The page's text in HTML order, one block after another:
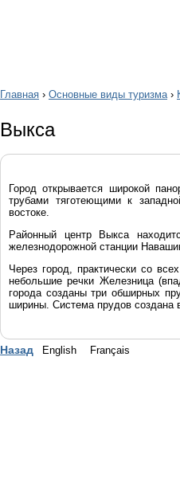
Главная › Основные виды туризма›
Выкса
Город открывается широкой
трубами тяготеющими к
востоке.
Районный центр Выкса
железнодорожной станции
Через город, практически со
небольшие речки Железница
города созданы три обширных
ширины. Система прудов создана
Назад English Français